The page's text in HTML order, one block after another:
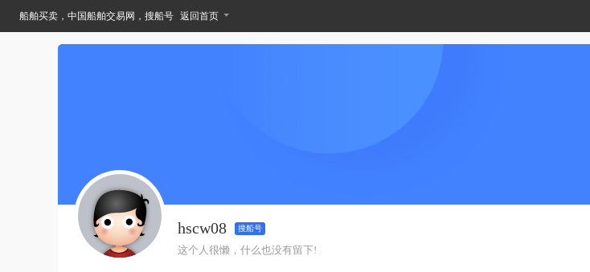
船舶买卖，中国船舶交易网，搜船号 返回首页
hscw08 搜船号
这个人很懒，什么也没有留下!